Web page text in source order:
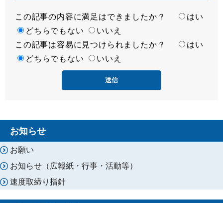
満
足
度
この記事の内容に満足はできましたか？
はい
どちらでもない
いいえ
容
易
この記事は容易に見つけられましたか？
はい
どちらでもない
いいえ
お知らせ
お願い
お知らせ（広報紙・行事・活動等）
速度取締り指針